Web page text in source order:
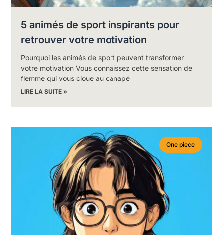
5 animés de sport inspirants pour
retrouver votre motivation
Pourquoi les animés de sport peuvent transformer
votre motivation Vous connaissez cette sensation de
flemme qui vous cloue au canapé
LIRE LA SUITE »
One piece